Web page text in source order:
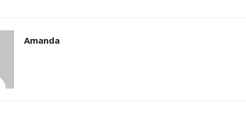
Amanda